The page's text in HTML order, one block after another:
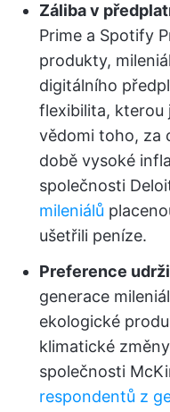
Záliba v
Prime a Spotify
produkty,
digitálního
flexibilita, kterou
vědomi toho, za
době vysoké
společnosti
mileniálů
ušetřili peníze.
Preference
generace
ekologické
klimatické
společnosti
respondentů z